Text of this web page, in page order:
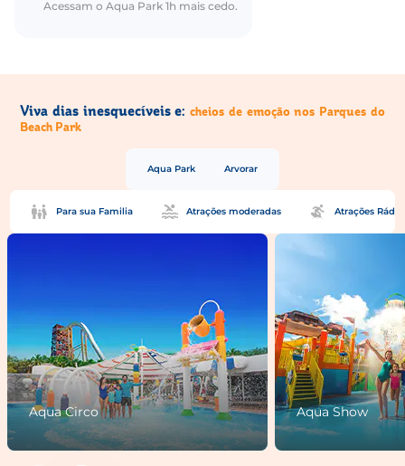
Acessam o Aqua Park 1h mais cedo.
Viva dias inesquecíveis e:cheios de emoção nos Parques do
Beach Park
Aqua Park Arvorar
Para sua Familia Atrações moderadas Atrações
Aqua Circo Aqua Show